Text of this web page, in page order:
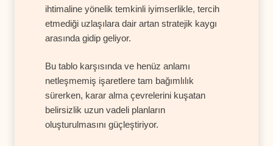
ihtimaline yönelik temkinli iyimserlikle, tercih
etmediği uzlaşılara dair artan stratejik kaygı
arasında gidip geliyor.
Bu tablo karşısında ve henüz anlamı
netleşmemiş işaretlere tam bağımlılık
sürerken, karar alma çevrelerini kuşatan
belirsizlik uzun vadeli planların
oluşturulmasını güçleştiriyor.